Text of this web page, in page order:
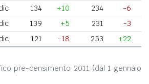
134 +10 234
-6
139 +5 231
-3
121 -18 253 +22
pre-censimento 2011 (dal 1 gennaio